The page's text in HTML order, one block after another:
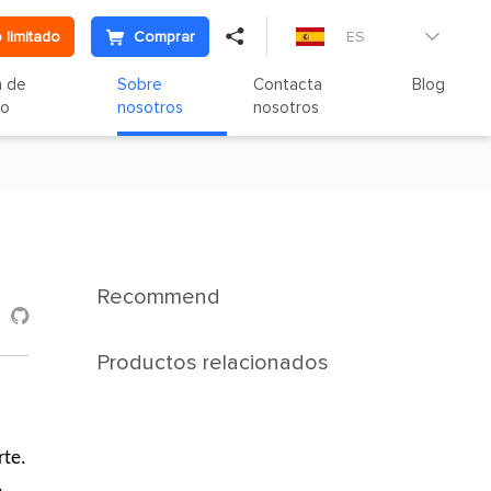
limitado Comprar  ES 
de
Sobre
nosotros
Contacta
nosotros
Blog

Recommend
Productos relacionados